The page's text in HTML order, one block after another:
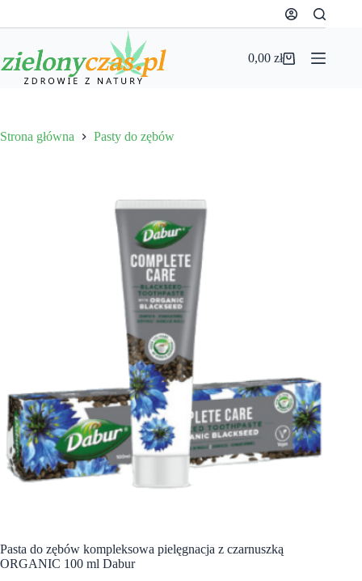
Koszyk
0,00zł
Strona główna Pasty do zębów
Pasta do zębów kompleksowa pielęgnacja z czarnuszką
ORGANIC 100 ml Dabur